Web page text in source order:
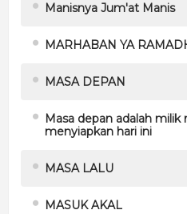
Manisnya Jum'at Manis
MARHABAN YA
MASA DEPAN
Masa depan adalah
menyiapkan hari ini
MASA LALU
MASUK AKAL